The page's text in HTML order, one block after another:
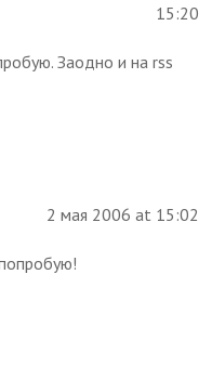
15:20
Заодно и на rss
2 мая 2006 at 15:02